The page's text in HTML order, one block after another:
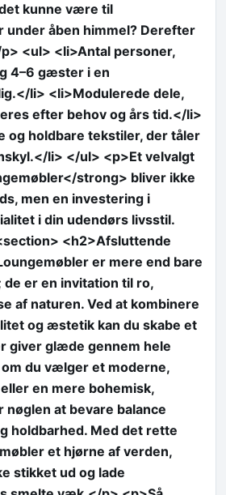
kunne være til
under åben himmel? Derefter
<ul> <li>Antal personer,
4–6 gæster i en
li> <li>Modulerede dele,
efter behov og års tid.</li>
og holdbare tekstiler, der tåler
li> </ul> <p>Et velvalgt
strong> bliver ikke
men en investering i
i din udendørs livsstil.
<h2>Afsluttende
er mere end bare
er en invitation til ro,
af naturen. Ved at kombinere
og æstetik kan du skabe et
giver glæde gennem hele
du vælger et moderne,
en mere bohemisk,
nøglen at bevare balance
holdbarhed. Med det rette
et hjørne af verden,
stikket ud og lade